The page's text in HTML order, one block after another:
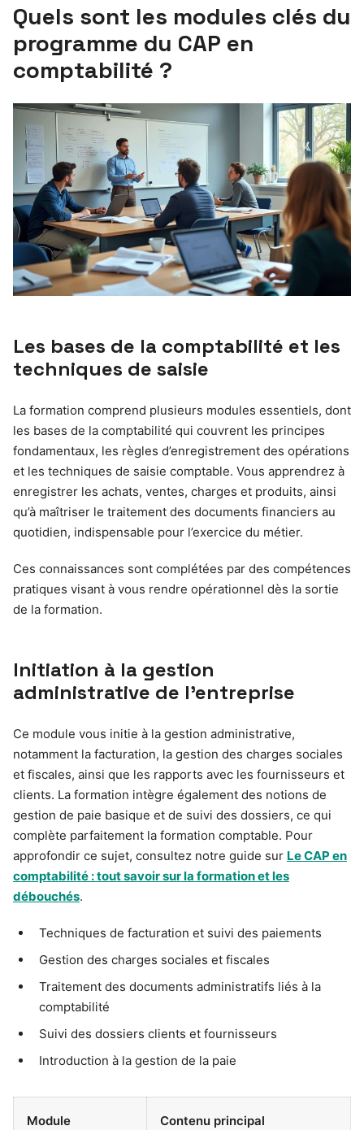
Quels sont les modules clés du
programme du CAP en
comptabilité ?
Les bases de la comptabilité et les
techniques de saisie
La formation comprend plusieurs modules essentiels, dont
les bases de la comptabilité qui couvrent les principes
fondamentaux, les règles d’enregistrement des opérations
et les techniques de saisie comptable. Vous apprendrez à
enregistrer les achats, ventes, charges et produits, ainsi
qu’à maîtriser le traitement des documents financiers au
quotidien, indispensable pour l’exercice du métier.
Ces connaissances sont complétées par des compétences
pratiques visant à vous rendre opérationnel dès la sortie
de la formation.
Initiation à la gestion
administrative de l’entreprise
Ce module vous initie à la gestion administrative,
notamment la facturation, la gestion des charges sociales
et fiscales, ainsi que les rapports avec les fournisseurs et
clients. La formation intègre également des notions de
gestion de paie basique et de suivi des dossiers, ce qui
complète parfaitement la formation comptable. Pour
approfondir ce sujet, consultez notre guide sur Le CAP en
comptabilité : tout savoir sur la formation et les
débouchés.
Techniques de facturation et suivi des paiements
Gestion des charges sociales et fiscales
Traitement des documents administratifs liés à la
comptabilité
Suivi des dossiers clients et fournisseurs
Introduction à la gestion de la paie
Module Contenu principal